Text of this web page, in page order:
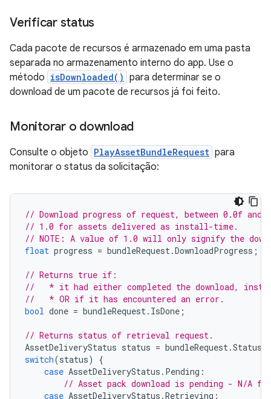
Verificar status
Cada pacote de recursos é armazenado em uma pasta
separada no armazenamento interno do app. Use o
método isDownloaded() para determinar se o
download de um pacote de recursos já foi feito.
Monitorar o download
Consulte o objeto PlayAssetBundleRequest para
monitorar o status da solicitação:
// Download progress of request, between 0.0f
// 1.0 for assets delivered as install-time.
// NOTE: A value of 1.0 will only signify the
float progress = bundleRequest .DownloadProgress ;
// Returns true if:
//   * it had either completed the download,
//   * OR if it has encountered an error.
bool done = bundleRequest . IsDone ;
// Returns status of retrieval request.
AssetDeliveryStatus status = bundleRequest .Status
switch(status)
{
case AssetDeliveryStatus . Pending :
// Asset pack download is pending - N/A
case AssetDeliveryStatus .Retrieving :